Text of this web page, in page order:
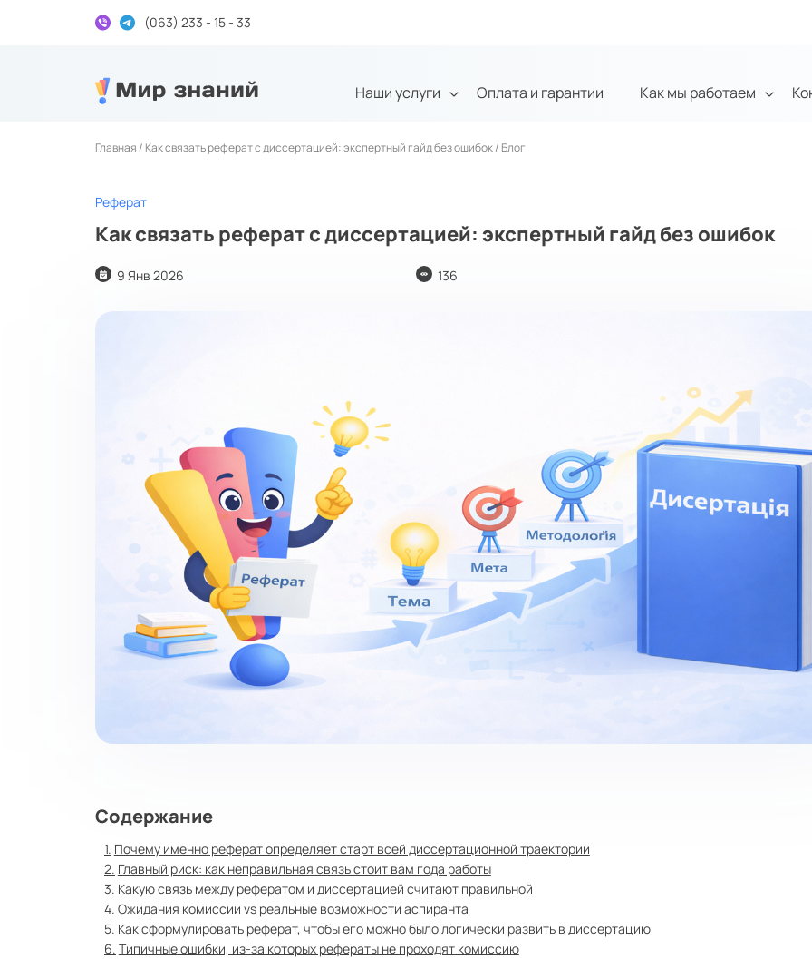
(063) 233 - 15 - 33
Наши услуги Оплата и гарантии Как мы работаем
Главная / Как связать реферат с диссертацией: экспертный гайд без ошибок/ Блог
Реферат
Как связать реферат с диссертацией: экспертный гайд без ошибок
9 Янв 2026 136
Содержание
Почему именно реферат определяет старт всей диссертационной траектории
Главный риск: как неправильная связь стоит вам года работы
Какую связь между рефератом и диссертацией считают правильной
Ожидания комиссии vs реальные возможности аспиранта
Как сформулировать реферат, чтобы его можно было логически развить в диссертацию
Типичные ошибки, из-за которых рефераты не проходят комиссию